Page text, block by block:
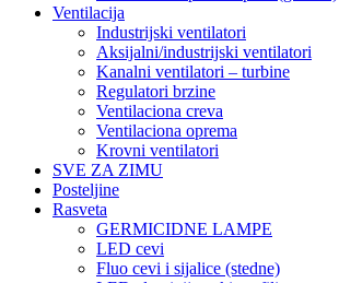
Ventilacija
Industrijski ventilatori
Aksijalni/industrijski ventilatori
Kanalni ventilatori – turbine
Regulatori brzine
Ventilaciona creva
Ventilaciona oprema
Krovni ventilatori
SVE ZA ZIMU
Posteljine
Rasveta
GERMICIDNE LAMPE
LED cevi
Fluo cevi i sijalice (stedne)